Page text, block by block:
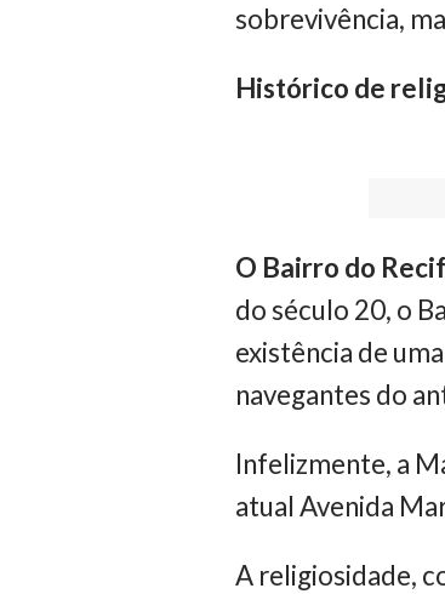
sobrevivência,
Histórico de
O Bairro do
do século 20, o
existência de
navegantes do
Infelizmente, a
atual Avenida
A religiosidade,